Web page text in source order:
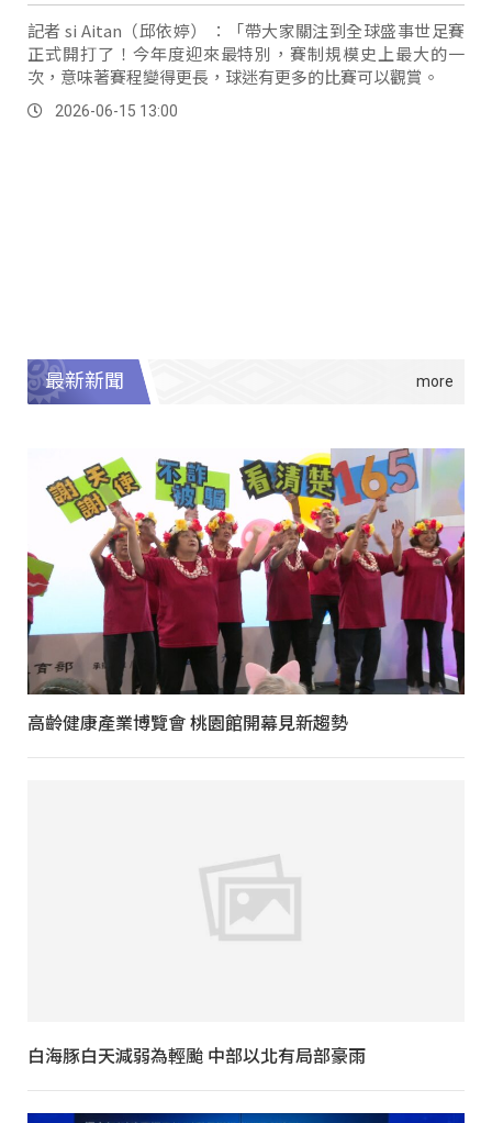
記者 si Aitan（邱依婷） ：「帶大家關注到全球盛事世足賽
正式開打了！今年度迎來最特別，賽制規模史上最大的一
次，意味著賽程變得更長，球迷有更多的比賽可以觀賞。
2026-06-15 13:00
最新新聞
高齡健康產業博覽會 桃園館開幕見新趨勢
白海豚白天減弱為輕颱 中部以北有局部豪雨